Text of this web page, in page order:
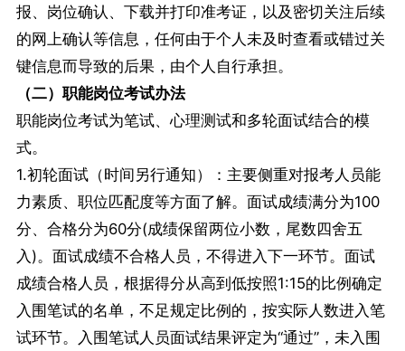
报、岗位确认、下载并打印准考证，以及密切关注后续
的网上确认等信息，任何由于个人未及时查看或错过关
键信息而导致的后果，由个人自行承担。
（二）职能岗位考试办法
职能岗位考试为笔试、心理测试和多轮面试结合的模
式。
1.初轮面试（时间另行通知）：主要侧重对报考人员能
力素质、职位匹配度等方面了解。面试成绩满分为100
分、合格分为60分(成绩保留两位小数，尾数四舍五
入)。面试成绩不合格人员，不得进入下一环节。面试
成绩合格人员，根据得分从高到低按照1:15的比例确定
入围笔试的名单，不足规定比例的，按实际人数进入笔
试环节。入围笔试人员面试结果评定为“通过”，未入围